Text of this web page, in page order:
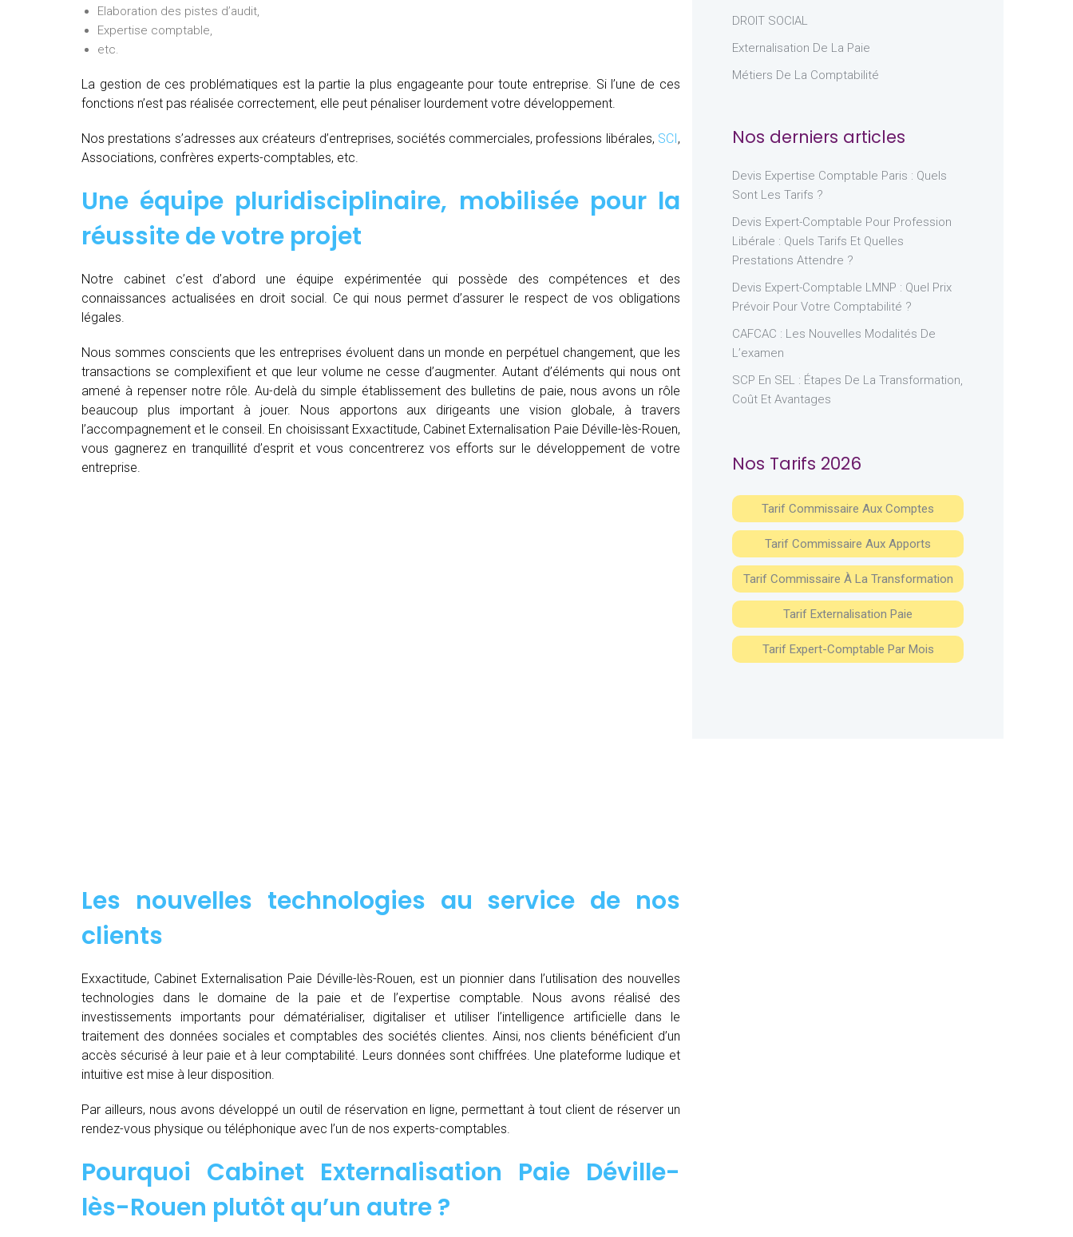
Elaboration des pistes d’audit,
Expertise comptable,
etc.
La gestion de ces problématiques est la partie la plus engageante pour toute entreprise. Si l’une de ces
fonctions n’est pas réalisée correctement, elle peut pénaliser lourdement votre développement.
Nos prestations s’adresses aux créateurs d’entreprises, sociétés commerciales, professions libérales, SCI,
Associations, confrères experts-comptables, etc.
Une équipe pluridisciplinaire, mobilisée pour la
réussite de votre projet
Notre cabinet c’est d’abord une équipe expérimentée qui possède des compétences et des
connaissances actualisées en droit social. Ce qui nous permet d’assurer le respect de vos obligations
légales.
Nous sommes conscients que les entreprises évoluent dans un monde en perpétuel changement, que les
transactions se complexifient et que leur volume ne cesse d’augmenter. Autant d’éléments qui nous ont
amené à repenser notre rôle. Au-delà du simple établissement des bulletins de paie, nous avons un rôle
beaucoup plus important à jouer. Nous apportons aux dirigeants une vision globale, à travers
l’accompagnement et le conseil. En choisissant Exxactitude, Cabinet Externalisation Paie Déville-lès-Rouen,
vous gagnerez en tranquillité d’esprit et vous concentrerez vos efforts sur le développement de votre
entreprise.
Les nouvelles technologies au service de nos
clients
Exxactitude, Cabinet Externalisation Paie Déville-lès-Rouen, est un pionnier dans l’utilisation des nouvelles
technologies dans le domaine de la paie et de l’expertise comptable. Nous avons réalisé des
investissements importants pour dématérialiser, digitaliser et utiliser l’intelligence artificielle dans le
traitement des données sociales et comptables des sociétés clientes. Ainsi, nos clients bénéficient d’un
accès sécurisé à leur paie et à leur comptabilité. Leurs données sont chiffrées. Une plateforme ludique et
intuitive est mise à leur disposition.
Par ailleurs, nous avons développé un outil de réservation en ligne, permettant à tout client de réserver un
rendez-vous physique ou téléphonique avec l’un de nos experts-comptables.
Pourquoi Cabinet Externalisation Paie Déville-
lès-Rouen plutôt qu’un autre ?
DROIT SOCIAL
Externalisation De La Paie
Métiers De La Comptabilité
Nos derniers articles
Devis Expertise Comptable Paris : Quels
Sont Les Tarifs ?
Devis Expert-Comptable Pour Profession
Libérale : Quels Tarifs Et Quelles
Prestations Attendre ?
Devis Expert-Comptable LMNP : Quel Prix
Prévoir Pour Votre Comptabilité ?
CAFCAC : Les Nouvelles Modalités De
L’examen
SCP En SEL : Étapes De La Transformation,
Coût Et Avantages
Nos Tarifs 2026
Tarif Commissaire Aux Comptes
Tarif Commissaire Aux Apports
Tarif Commissaire À La Transformation
Tarif Externalisation Paie
Tarif Expert-Comptable Par Mois